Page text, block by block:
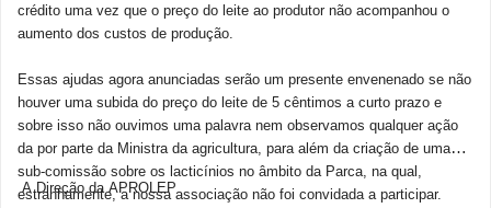
crédito uma vez que o preço do leite ao produtor não acompanhou o
aumento dos custos de produção.
Essas ajudas agora anunciadas serão um presente envenenado se não
houver uma subida do preço do leite de 5 cêntimos a curto prazo e
sobre isso não ouvimos uma palavra nem observamos qualquer ação
da por parte da Ministra da agricultura, para além da criação de uma
sub-comissão sobre os lacticínios no âmbito da Parca, na qual,
estranhamente, a nossa associação não foi convidada a participar.
A Direção da APROLEP